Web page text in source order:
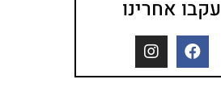
עקבו אחרינו